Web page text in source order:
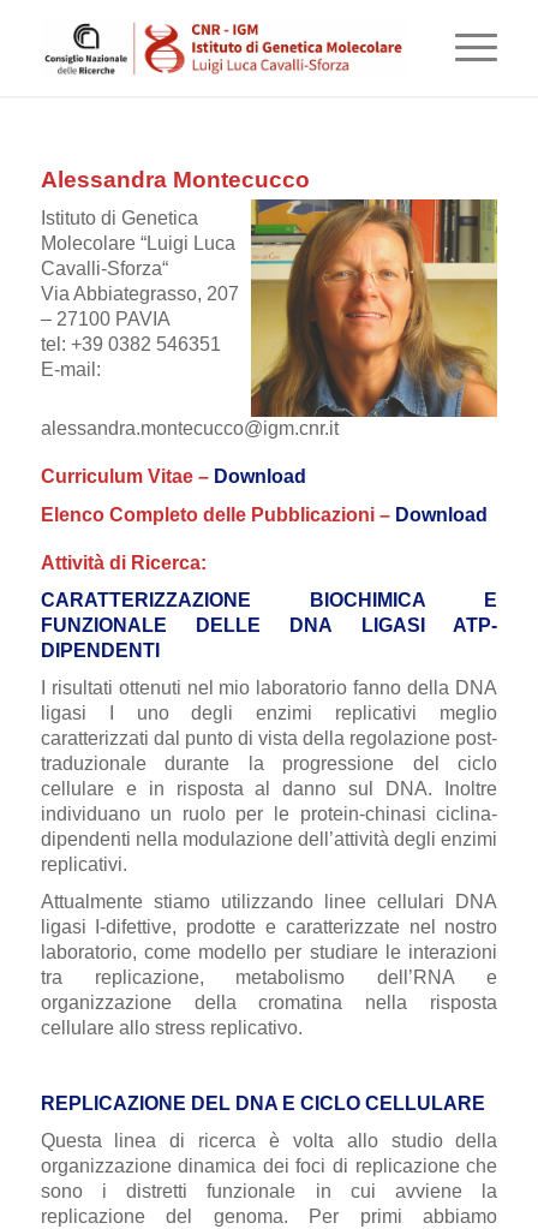
Alessandra Montecucco
Istituto di Genetica
Molecolare “Luigi Luca
Cavalli-Sforza“
Via Abbiategrasso, 207
– 27100 PAVIA
tel: +39 0382 546351
E-mail:
alessandra.montecucco@igm.cnr.it
Curriculum Vitae – Download
Elenco Completo delle Pubblicazioni – Download
Attività di Ricerca:
CARATTERIZZAZIONE BIOCHIMICA E
FUNZIONALE DELLE DNA LIGASI ATP-
DIPENDENTI
I risultati ottenuti nel mio laboratorio fanno della DNA
ligasi I uno degli enzimi replicativi meglio
caratterizzati dal punto di vista della regolazione post-
traduzionale durante la progressione del ciclo
cellulare e in risposta al danno sul DNA. Inoltre
individuano un ruolo per le protein-chinasi ciclina-
dipendenti nella modulazione dell’attività degli enzimi
replicativi.
Attualmente stiamo utilizzando linee cellulari DNA
ligasi I-difettive, prodotte e caratterizzate nel nostro
laboratorio, come modello per studiare le interazioni
tra replicazione, metabolismo dell’RNA e
organizzazione della cromatina nella risposta
cellulare allo stress replicativo.
REPLICAZIONE DEL DNA E CICLO CELLULARE
Questa linea di ricerca è volta allo studio della
organizzazione dinamica dei foci di replicazione che
sono i distretti funzionale in cui avviene la
replicazione del genoma. Per primi abbiamo